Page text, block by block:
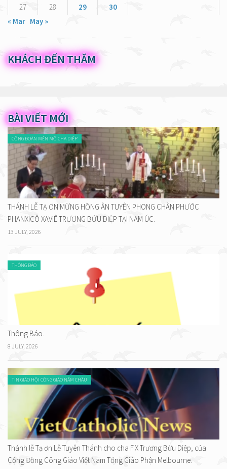
27
28 29
30
« Mar May »
KHÁCH ĐẾN THĂM
BÀI VIẾT MỚI
CỘNG ĐOÀN MẾN MỘ CHA DIỆP
THÁNH LỄ TẠ ƠN MỪNG HỒNG ÂN TUYÊN PHONG CHÂN PHƯỚC
PHANXICÔ XAVIÊ TRƯƠNG BỬU DIỆP TẠI NAM ÚC.
13 JULY, 2026
THÔNG BÁO
Thông Báo.
8 JULY, 2026
TIN GIÁO HỘI CÔNG GIÁO NĂM CHÂU
Thánh lễ Tạ ơn Lễ Tuyên Thánh cho cha F.X Trương Bửu Diệp, của
Cộng Đồng Công Giáo Việt Nam Tổng Giáo Phận Melbourne.